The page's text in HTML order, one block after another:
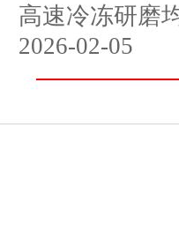
高速冷冻研磨
2026-02-05